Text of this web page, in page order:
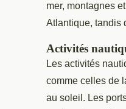
mer, montagnes
Atlantique, tandis
Activités
Les activités
comme celles de
au soleil. Les